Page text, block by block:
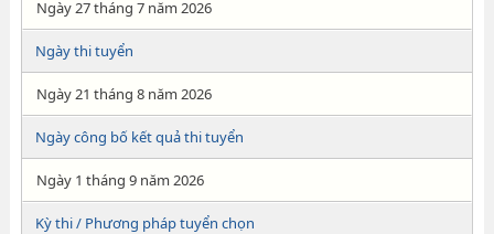
Ngày 27 tháng 7 năm 2026
Ngày thi tuyển
Ngày 21 tháng 8 năm 2026
Ngày công bố kết quả thi tuyển
Ngày 1 tháng 9 năm 2026
Kỳ thi / Phương pháp tuyển chọn